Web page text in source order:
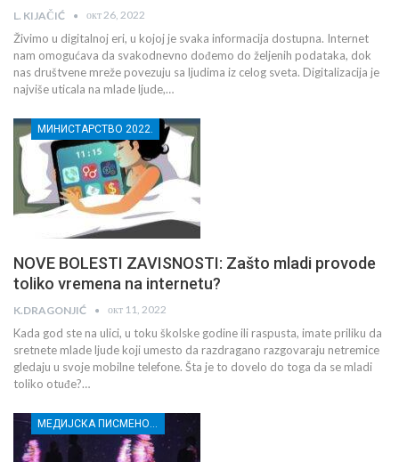
L. KIJAČIĆ окт 26, 2022
Živimo u digitalnoj eri, u kojoj je svaka informacija dostupna. Internet
nam omogućava da svakodnevno dođemo do željenih podataka, dok
nas društvene mreže povezuju sa ljudima iz celog sveta. Digitalizacija je
najviše uticala na mlade ljude,…
МИНИСТАРСТВО 2022.
NOVE BOLESTI ZAVISNOSTI: Zašto mladi provode
toliko vremena na internetu?
K.DRAGONJIĆ окт 11, 2022
Kada god ste na ulici, u toku školske godine ili raspusta, imate priliku da
sretnete mlade ljude koji umesto da razdragano razgovaraju netremice
gledaju u svoje mobilne telefone. Šta je to dovelo do toga da se mladi
toliko otuđe?…